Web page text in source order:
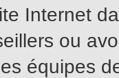
Internet
ou
équipes